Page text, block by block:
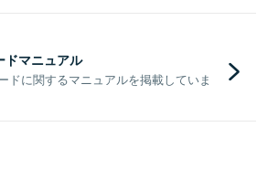
ドマニュアル
ドに関するマニュアルを掲載していま